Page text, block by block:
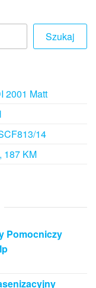
Szukaj
2001 Matt
14
187 KM
Pomocniczy